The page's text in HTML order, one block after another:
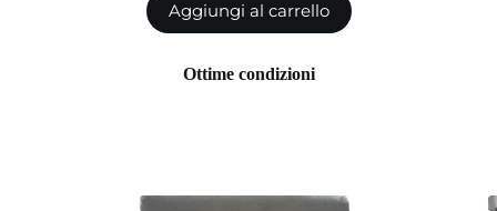
Aggiungi al carrello
Ottime condizioni